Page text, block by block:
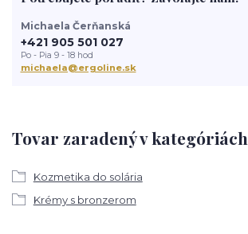
Tovar zaradený v kategóriách
Kozmetika do solária
Krémy s bronzerom
Michaela Čerňanská
+421 905 501 027
Po - Pia 9 - 18 hod
michaela@ergoline.sk